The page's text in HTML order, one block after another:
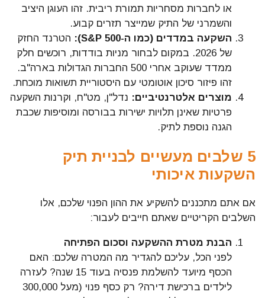
או לחברות מסחריות תמורת ריבית. זהו העוגן היציב
והשמרני של התיק שמייצר תזרים קבוע.
השקעה במדדים (כמו ה-S&P 500):
הטרנד החזק
של 2026. במקום לבחור מניות בודדות, רוכשים חלק
ממדד שעוקב אחרי 500 החברות הגדולות בארה"ב.
זהו פיזור סיכון אוטומטי עם היסטוריית תשואות מוכחת.
מוצרים אלטרנטיביים: נדל"ן, מט"ח, וקרנות השקעה
פרטיות שאינן תלויות ישירות בבורסה ומוסיפות שכבת
הגנה נוספת לתיק.
5 שלבים מעשיים לבניית תיק
השקעות איכותי
אם אתם מתכננים להשקיע את ההון הפנוי שלכם, אלו
השלבים הקריטיים שאתם חייבים לעבור:
הבנת מטרת ההשקעה וסכום הפתיחה
לפני הכל, עליכם להגדיר מה המטרה שלכם: האם
הכסף מיועד להשלמת פנסיה בעוד 15 שנה? לעזרה
לילדים ברכישת דירה? רק כסף פנוי (מעל 300,000